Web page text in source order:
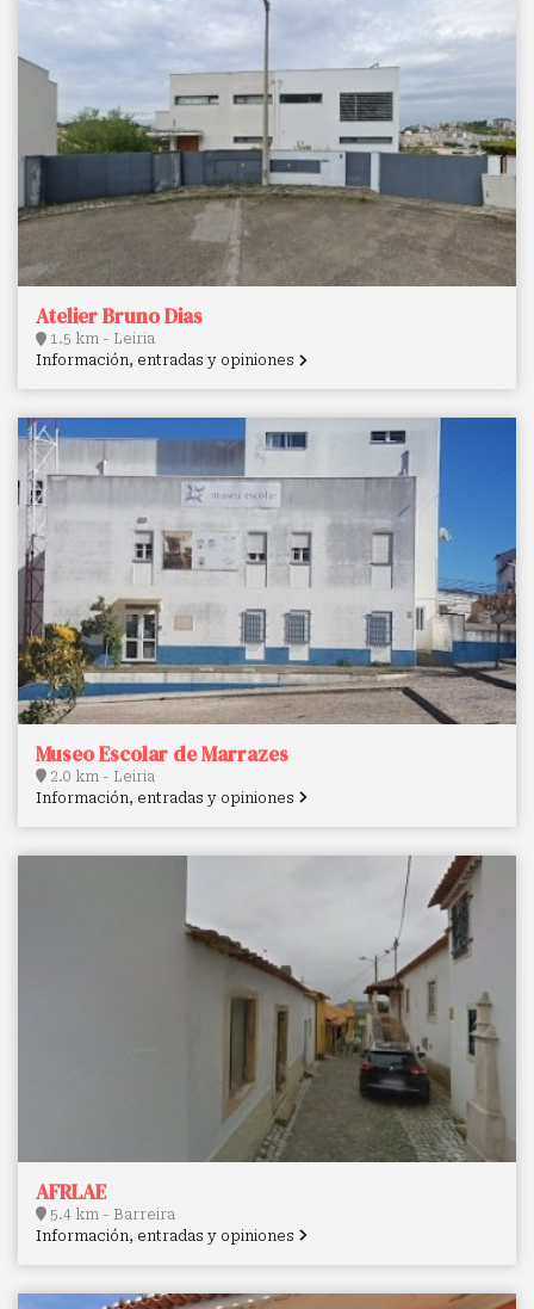
Atelier Bruno Dias
1.5 km - Leiria
Información, entradas y opiniones
Museo Escolar de Marrazes
2.0 km - Leiria
Información, entradas y opiniones
AFRLAE
5.4 km - Barreira
Información, entradas y opiniones